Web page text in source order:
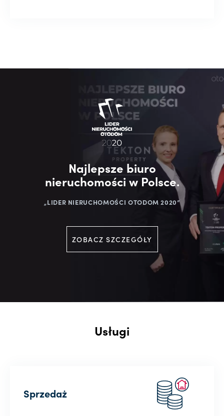
Najlepsze biuro
nieruchomości w Polsce.
„LIDER NIERUCHOMOŚCI OTODOM 2020”
ZOBACZ SZCZEGÓŁY
Usługi
Sprzedaż